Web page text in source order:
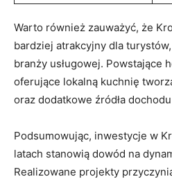
Warto również zauważyć, że
bardziej atrakcyjny dla
branży usługowej. Powstające
oferujące lokalną kuchnię
oraz dodatkowe źródła
Podsumowując, inwestycje w
latach stanowią dowód na
Realizowane projekty